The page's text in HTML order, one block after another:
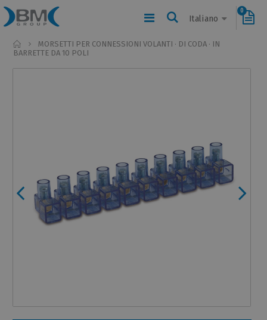
Italiano
0
Home
MORSETTI PER CONNESSIONI VOLANTI · DI CODA · IN
BARRETTE DA 10 POLI